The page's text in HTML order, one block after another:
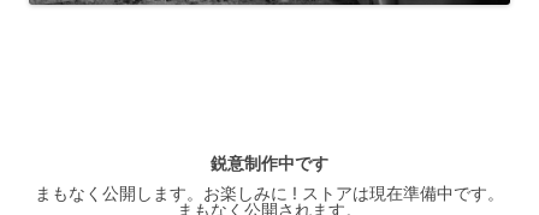
鋭意制作中です
まもなく公開します。お楽しみに ! ストアは現在準備中です。
まもなく公開されます。